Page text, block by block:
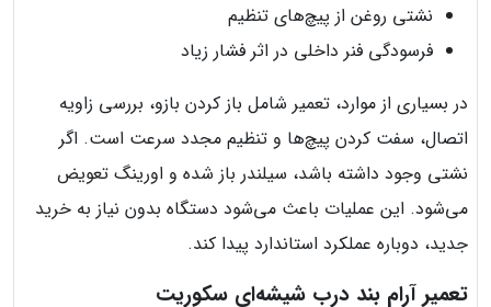
نشتی روغن از پیچ‌های تنظیم
فرسودگی فنر داخلی در اثر فشار زیاد
در بسیاری از موارد، تعمیر شامل باز کردن بازو، بررسی زاویه
اتصال، سفت کردن پیچ‌ها و تنظیم مجدد سرعت است. اگر
نشتی وجود داشته باشد، سیلندر باز شده و اورینگ تعویض
می‌شود. این عملیات باعث می‌شود دستگاه بدون نیاز به خرید
جدید، دوباره عملکرد استاندارد پیدا کند.
تعمیر آرام بند درب شیشه‌ای سکوریت